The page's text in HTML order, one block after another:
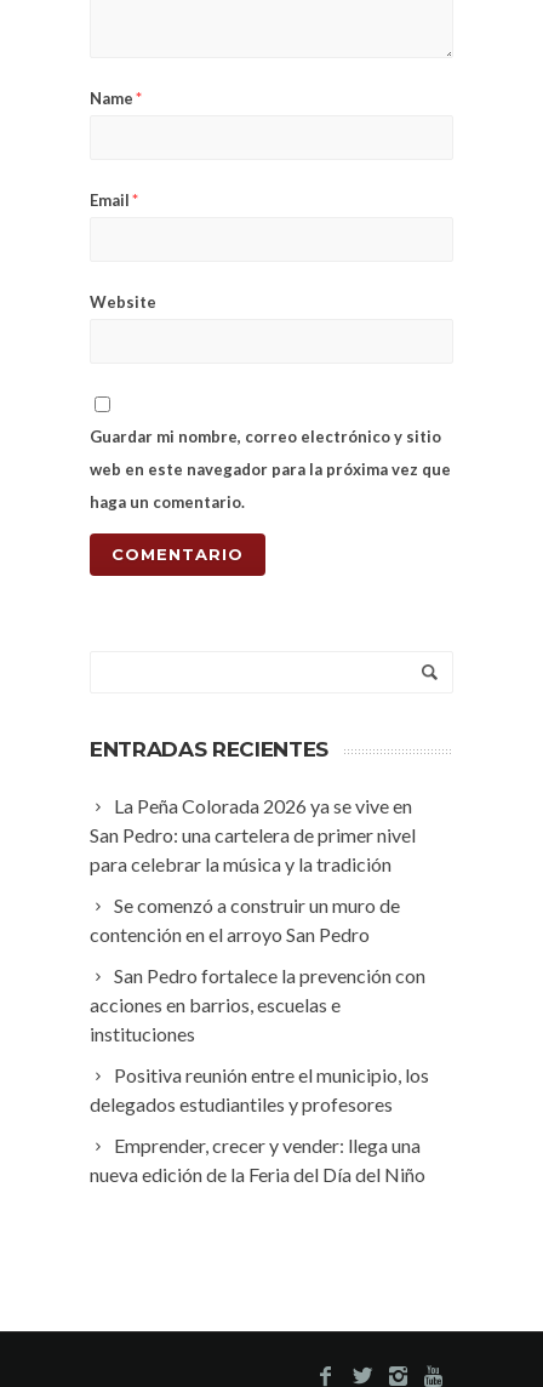
Name*
Email*
Website
Guardar mi nombre, correo electrónico y sitio
web en este navegador para la próxima vez que
haga un comentario.
ENTRADAS RECIENTES
La Peña Colorada 2026 ya se vive en
San Pedro: una cartelera de primer nivel
para celebrar la música y la tradición
Se comenzó a construir un muro de
contención en el arroyo San Pedro
San Pedro fortalece la prevención con
acciones en barrios, escuelas e
instituciones
Positiva reunión entre el municipio, los
delegados estudiantiles y profesores
Emprender, crecer y vender: llega una
nueva edición de la Feria del Día del Niño